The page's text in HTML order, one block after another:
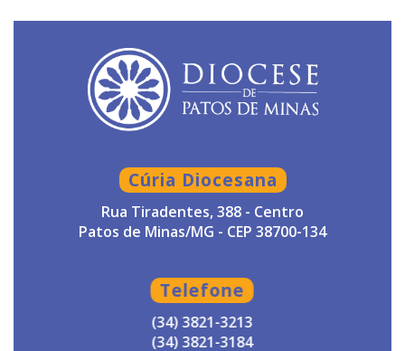
Cúria Diocesana
Rua Tiradentes, 388 - Centro
Patos de Minas/MG - CEP 38700-134
Telefone
(34) 3821-3213
(34) 3821-3184